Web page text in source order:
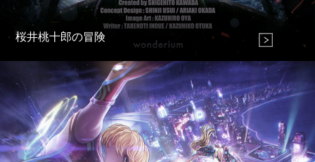
桜井桃十郎の冒険